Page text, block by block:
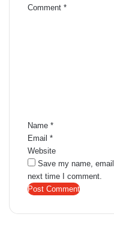
Comment *
Name *
Email *
Website
Save my name,
next time I comment.